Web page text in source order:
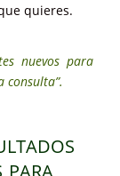
quieres.
nuevos para
para